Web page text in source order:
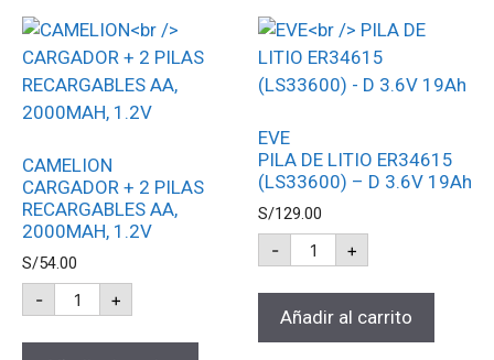
CAMELION
CARGADOR + 2 PILAS
RECARGABLES AA,
2000MAH, 1.2V
S/54.00
- +
EVE
PILA DE LITIO ER34615
(LS33600) – D 3.6V 19Ah
S/129.00
- +
Añadir al carrito